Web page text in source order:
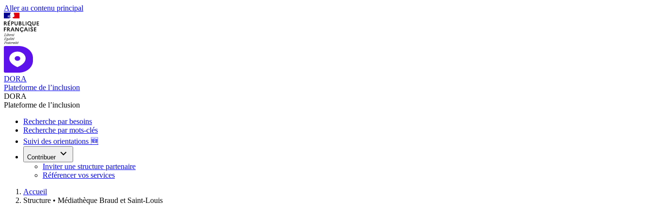
Aller au contenu principal
DORA
Plateforme de l’inclusion
DORA
Plateforme de l’inclusion
Recherche par besoins
Recherche par mots-clés
Suivi des orientations 🆕
Contribuer
Inviter une structure partenaire
Référencer vos services
Accueil
Structure • Médiathèque Braud et Saint-Louis